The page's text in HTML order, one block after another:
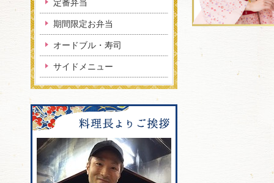
定番弁当
期間限定お弁当
オードブル・寿司
サイドメニュー